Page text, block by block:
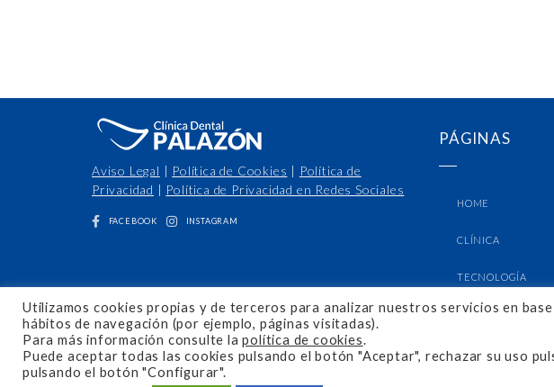
Aviso Legal | Política de Cookies | Política de
Privacidad | Política de Privacidad en Redes Sociales
FACEBOOK INSTAGRAM
PÁGINAS
HOME
CLÍNICA
TECNOLOGÍA
TRATAMIENTOS
Utilizamos cookies propias y de terceros para analizar nuestros servicios en
hábitos de navegación (por ejemplo, páginas visitadas).
Para más información consulte lapolítica de cookies.
Puede aceptar todas las cookies pulsando el botón "Aceptar", rechazar su uso
pulsando el botón "Configurar".